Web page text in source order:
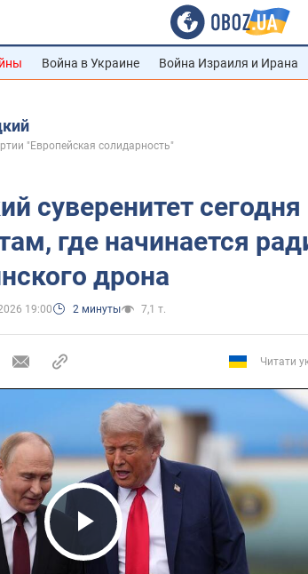
Война в Украине Война Израиля и Ирана
"Европейская солидарность"
суверенитет сегодня
где начинается
дрона
19:00 2 минуты 7,1 т.
Читати
Play Video